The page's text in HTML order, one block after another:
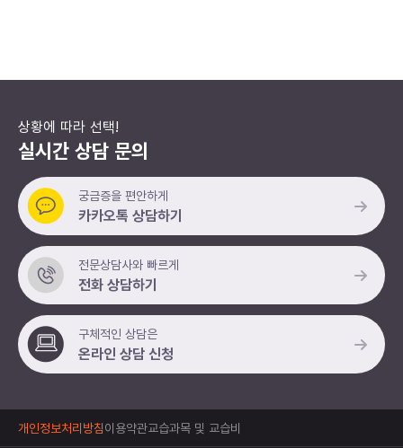
상황에 따라 선택!
실시간 상담 문의
궁금증을 편안하게
카카오톡 상담하기
전문상담사와 빠르게
전화 상담하기
구체적인 상담은
온라인 상담 신청
개인정보처리방침이용약관교습과목 및 교습비